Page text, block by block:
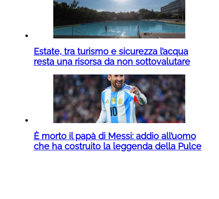
Estate, tra turismo e sicurezza l’acqua
resta una risorsa da non sottovalutare
È morto il papà di Messi: addio all’uomo
che ha costruito la leggenda della Pulce